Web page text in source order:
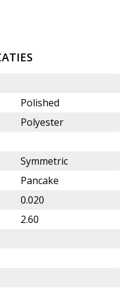
Polished
Polyester
Symmetric
Pancake
0.020
2.60